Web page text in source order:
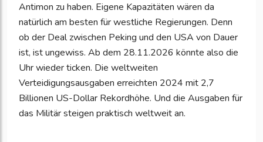
Antimon zu haben. Eigene Kapazitäten wären da
natürlich am besten für westliche Regierungen. Denn
ob der Deal zwischen Peking und den USA von Dauer
ist, ist ungewiss. Ab dem 28.11.2026 könnte also die
Uhr wieder ticken. Die weltweiten
Verteidigungsausgaben erreichten 2024 mit 2,7
Billionen US-Dollar Rekordhöhe. Und die Ausgaben für
das Militär steigen praktisch weltweit an.